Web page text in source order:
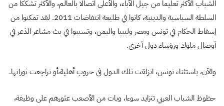
الشباب الأكثر تعليما من جيل الآباء، والأعلى اتصالا بالعالم، والأكثر تشككا من
السلطة السياسية والدينية، كانوا في طليعة انتفاضات 2011. لقد تمكنوا من
إسقاط الحكام في تونس ومصر وليبيا واليمن، وتسببوا في بث مشاعر الذعر في
أوصال ملوك ورؤساء دول أخرى.
والآن، باستثناء تونس، انزلقت تلك الدول في حروب أهلية،أو تراجعت ثوراتها.
حظوظ الشباب العربي تتزايد سوءا، وبات من الأصعب عثورهم على وظيفة،